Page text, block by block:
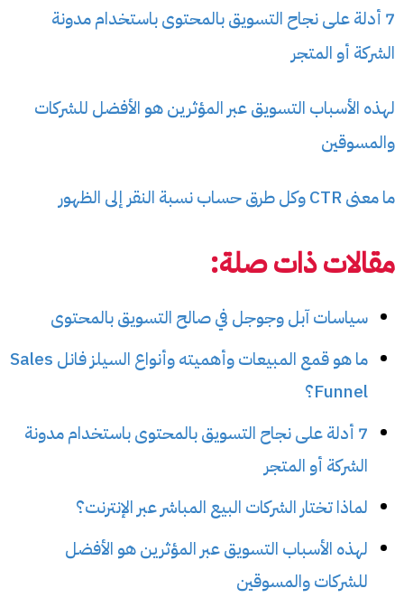
7 أدلة على نجاح التسويق بالمحتوى باستخدام مدونة
الشركة أو المتجر
لهذه الأسباب التسويق عبر المؤثرين هو الأفضل للشركات
والمسوقين
ما معنى CTR وكل طرق حساب نسبة النقر إلى الظهور
مقالات ذات صلة:
سياسات آبل وجوجل في صالح التسويق بالمحتوى
ما هو قمع المبيعات وأهميته وأنواع السيلز فانل Sales
Funnel؟
7 أدلة على نجاح التسويق بالمحتوى باستخدام مدونة
الشركة أو المتجر
لماذا تختار الشركات البيع المباشر عبر الإنترنت؟
لهذه الأسباب التسويق عبر المؤثرين هو الأفضل
للشركات والمسوقين